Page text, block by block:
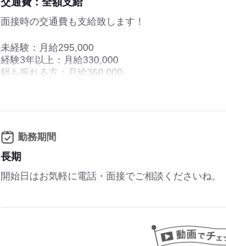
面接時の交通費も支給致します！
未経験：月給295,000
経験3年以上：月給330,000
鍋も振れる方：月給360,000
---
【実際の年収例】
※コロナ禍でも業績安定、一度も減給していません。
2年目でも年収450万円以上の社員も活躍中です！
▼入社1年目・40歳 ◎前職：電気工
▼入社3年目・28歳 ◎前職：飲食見習い
◎月給33万円×12ヶ月 + 賞与30万円×2回
勤務期間
長期
開始日はお気軽に電話・面接でご相談くださいね。